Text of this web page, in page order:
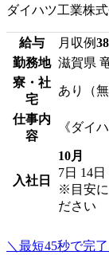
ダイハツ工業株
給与 月収例
勤務地 滋賀県
寮・社
宅
あり（無
仕事内
容
《ダイ
入社日
10月
7日 14日
※目安に
ださい
＼最短45秒で完